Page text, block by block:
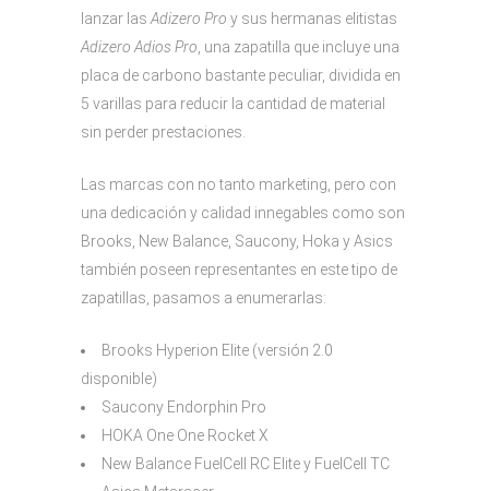
lanzar las Adizero Pro y sus hermanas elitistas
Adizero Adios Pro , una zapatilla que incluye una
placa de carbono bastante peculiar, dividida en
5 varillas para reducir la cantidad de material
sin perder prestaciones.
Las marcas con no tanto marketing, pero con
una dedicación y calidad innegables como son
Brooks, New Balance, Saucony, Hoka y Asics
también poseen representantes en este tipo de
zapatillas, pasamos a enumerarlas:
Brooks Hyperion Elite (versión 2.0
disponible)
Saucony Endorphin Pro
HOKA One One Rocket X
New Balance FuelCell RC Elite y FuelCell TC